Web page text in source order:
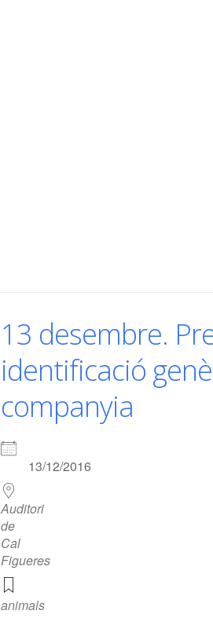
13 desembre.
identificació
companyia
13/12/2016
Auditori
de
Cal
Figueres
animals